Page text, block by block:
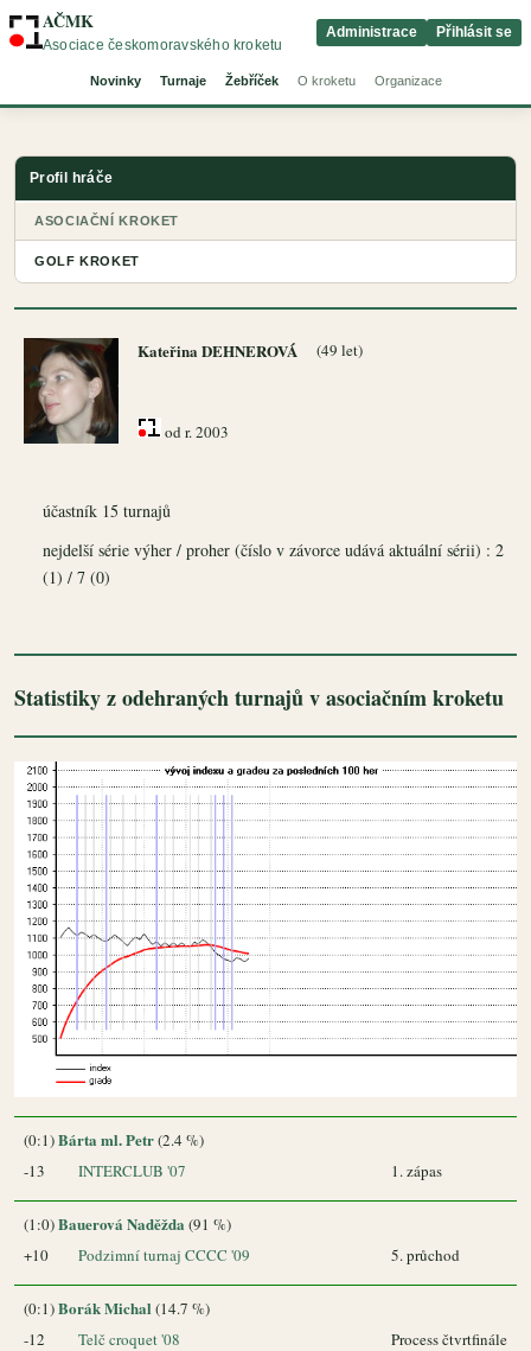
AČMK
Asociace českomoravského kroketu
Novinky Turnaje Žebříček O kroketu Organizace
Administrace Přihlásit se
Kateřina DEHNEROVÁ (49 let)
od r. 2003
účastník 15 turnajů
nejdelší série výher / proher (číslo v závorce udává aktuální sérii) : 2
(1) / 7 (0)
Statistiky z odehraných turnajů v asociačním kroketu
(0:1)Bárta ml. Petr(2.4 %)
-13
INTERCLUB '07 1. zápas
(1:0)Bauerová Naděžda (91 %)
+10
Podzimní turnaj CCCC '09 5. průchod
(0:1)Borák Michal (14.7 %)
-12
Telč croquet '08 Process čtvrtfinále
Profil hráče
ASOCIAČNÍ KROKET
GOLF KROKET